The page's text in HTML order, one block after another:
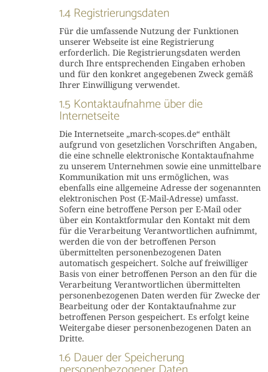
1.4 Registrierungsdaten
Für die umfassende Nutzung der Funktionen
unserer Webseite ist eine Registrierung
erforderlich. Die Registrierungsdaten werden
durch Ihre entsprechenden Eingaben erhoben
und für den konkret angegebenen Zweck gemäß
Ihrer Einwilligung verwendet.
1.5 Kontaktaufnahme über die
Internetseite
Die Internetseite „march-scopes.de“ enthält
aufgrund von gesetzlichen Vorschriften Angaben,
die eine schnelle elektronische Kontaktaufnahme
zu unserem Unternehmen sowie eine unmittelbare
Kommunikation mit uns ermöglichen, was
ebenfalls eine allgemeine Adresse der sogenannten
elektronischen Post (E-Mail-Adresse) umfasst.
Sofern eine betroffene Person per E-Mail oder
über ein Kontaktformular den Kontakt mit dem
für die Verarbeitung Verantwortlichen aufnimmt,
werden die von der betroffenen Person
übermittelten personenbezogenen Daten
automatisch gespeichert. Solche auf freiwilliger
Basis von einer betroffenen Person an den für die
Verarbeitung Verantwortlichen übermittelten
personenbezogenen Daten werden für Zwecke der
Bearbeitung oder der Kontaktaufnahme zur
betroffenen Person gespeichert. Es erfolgt keine
Weitergabe dieser personenbezogenen Daten an
Dritte.
1.6 Dauer der Speicherung